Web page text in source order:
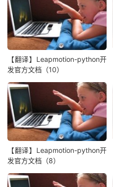
【翻译】Leapmotion-python开
发官方文档（10）
【翻译】Leapmotion-python开
发官方文档（8）